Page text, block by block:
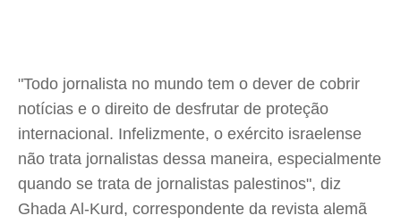
"Todo jornalista no mundo tem o dever de cobrir
notícias e o direito de desfrutar de proteção
internacional. Infelizmente, o exército israelense
não trata jornalistas dessa maneira, especialmente
quando se trata de jornalistas palestinos", diz
Ghada Al-Kurd, correspondente da revista alemã